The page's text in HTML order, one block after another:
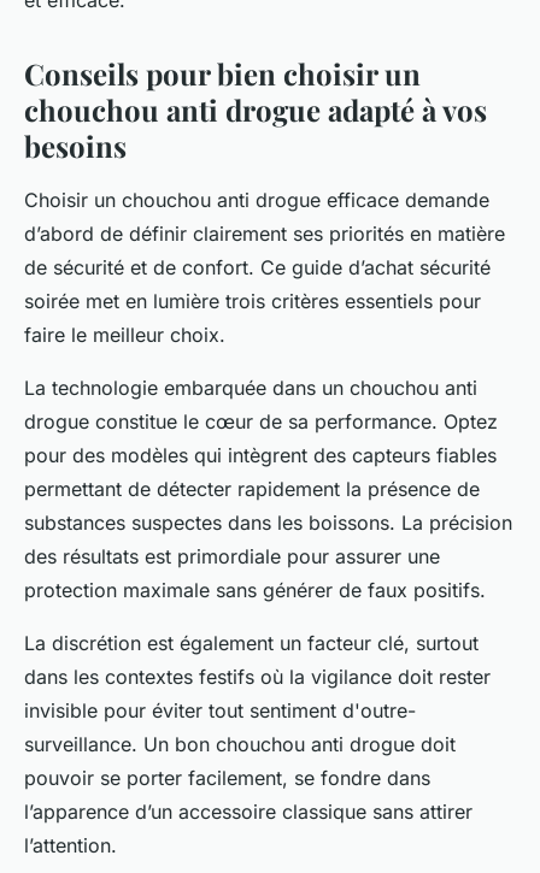
Conseils pour bien choisir un
chouchou anti drogue adapté à vos
besoins
Choisir un chouchou anti drogue efficace demande
d’abord de définir clairement ses priorités en matière
de sécurité et de confort. Ce guide d’achat sécurité
soirée met en lumière trois critères essentiels pour
faire le meilleur choix.
La technologie embarquée dans un chouchou anti
drogue constitue le cœur de sa performance. Optez
pour des modèles qui intègrent des capteurs fiables
permettant de détecter rapidement la présence de
substances suspectes dans les boissons. La précision
des résultats est primordiale pour assurer une
protection maximale sans générer de faux positifs.
La discrétion est également un facteur clé, surtout
dans les contextes festifs où la vigilance doit rester
invisible pour éviter tout sentiment d'outre-
surveillance. Un bon chouchou anti drogue doit
pouvoir se porter facilement, se fondre dans
l’apparence d’un accessoire classique sans attirer
l’attention.